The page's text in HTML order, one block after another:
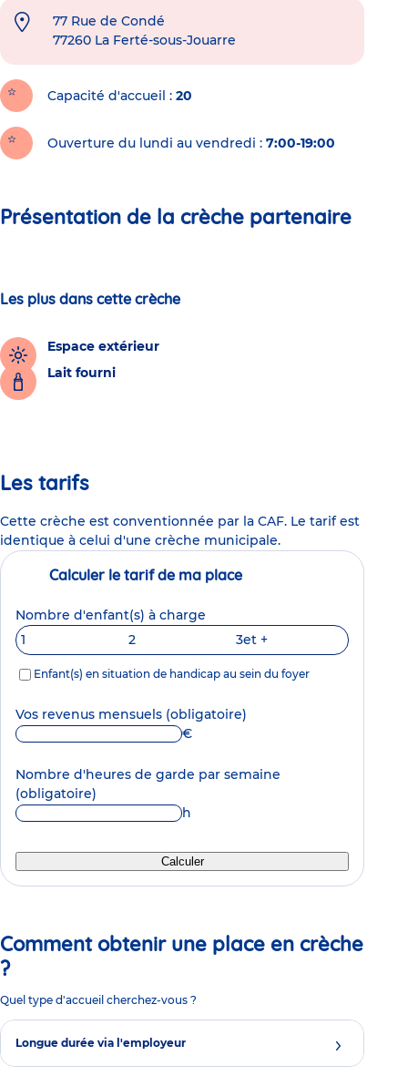
77 Rue de Condé
77260 La Ferté-sous-Jouarre
Capacité d'accueil 20
Ouverture du lundi au vendredi : 7:00-19:00
Présentation de la crèche partenaire
Les plus dans cette crèche
Espace extérieur
Lait fourni
Les tarifs
Cette crèche est conventionnée par la CAF. Le tarif est
identique à celui d'une crèche municipale.
Calculer le tarif de ma place
Nombre d'enfant(s) à charge
1
2 3et +
Enfant(s) en situation de handicap au sein du foyer
Vos revenus mensuels (obligatoire)
€
Nombre d'heures de garde par semaine
(obligatoire)
h
Calculer
Comment obtenir une place en crèche
?
Quel type d'accueil cherchez-vous ?
Longue durée via l'employeur